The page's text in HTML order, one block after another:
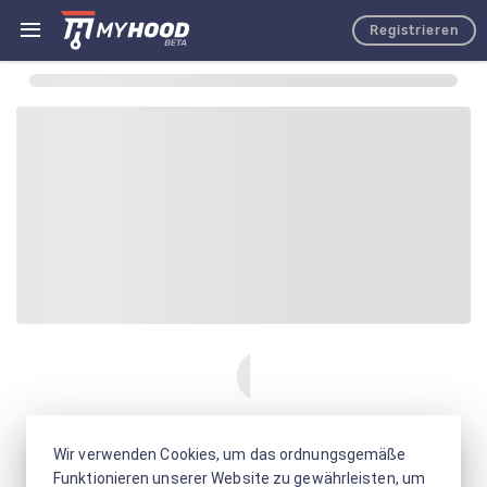
Registrieren
Wir verwenden Cookies, um das ordnungsgemäße
Funktionieren unserer Website zu gewährleisten, um